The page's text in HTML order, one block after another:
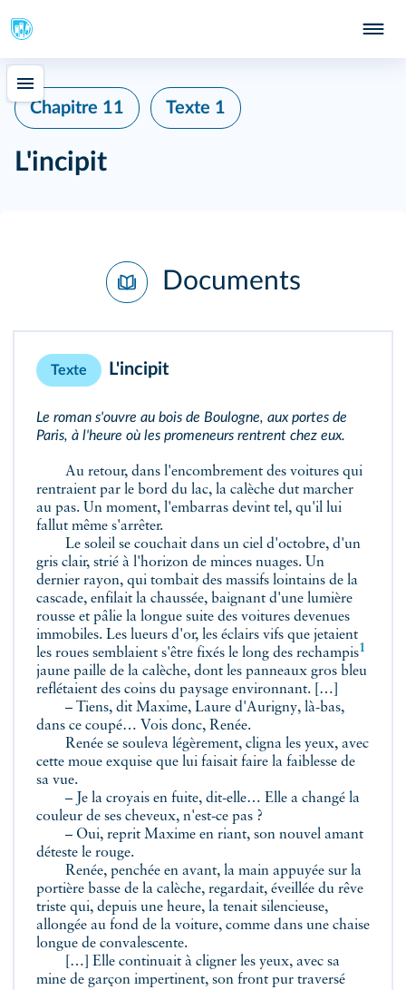
Chapitre 11 Texte 1
L'incipit
Documents
Texte L'incipit
Le roman s'ouvre au bois de Boulogne, aux portes de
Paris, à l'heure où les promeneurs rentrent chez eux.
Au retour, dans l'encombrement des voitures qui
rentraient par le bord du lac, la calèche dut marcher
au pas. Un moment, l'embarras devint tel, qu'il lui
fallut même s'arrêter.
Le soleil se couchait dans un ciel d'octobre, d'un
gris clair, strié à l'horizon de minces nuages. Un
dernier rayon, qui tombait des massifs lointains de la
cascade, enfilait la chaussée, baignant d'une lumière
rousse et pâlie la longue suite des voitures devenues
immobiles. Les lueurs d'or, les éclairs vifs que jetaient
les roues semblaient s'être fixés le long des rechampis1
jaune paille de la calèche, dont les panneaux gros bleu
reflétaient des coins du paysage environnant. […]
– Tiens, dit Maxime, Laure d'Aurigny, là-bas,
dans ce coupé… Vois donc, Renée.
Renée se souleva légèrement, cligna les yeux, avec
cette moue exquise que lui faisait faire la faiblesse de
sa vue.
– Je la croyais en fuite, dit-elle… Elle a changé la
couleur de ses cheveux, n'est-ce pas ?
– Oui, reprit Maxime en riant, son nouvel amant
déteste le rouge.
Renée, penchée en avant, la main appuyée sur la
portière basse de la calèche, regardait, éveillée du rêve
triste qui, depuis une heure, la tenait silencieuse,
allongée au fond de la voiture, comme dans une chaise
longue de convalescente.
[…] Elle continuait à cligner les yeux, avec sa
mine de garçon impertinent, son front pur traversé